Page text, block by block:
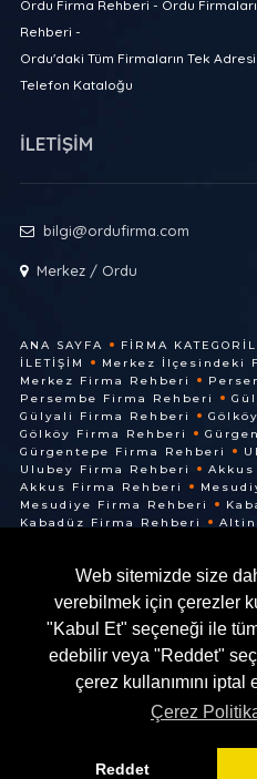
Web sitemizde size
verebilmek için çerezler
"Kabul Et" seçeneği ile
edebilir veya "Reddet"
çerez kullanımını iptal
Çerez
Reddet
Ordu Firma Rehberi - Ordu
Rehberi -
Ordu'daki Tüm Firmaların Tek
Telefon Kataloğu
İLETİŞİM
bilgi@ordufirma.com
Merkez / Ordu
ANA SAYFA FIRMA
İLETIŞIM
Merkez İlçesindeki
Merkez Firma Rehberi
Persembe Firma Rehberi
Gülyali Firma Rehberi
Gölköy Firma Rehberi
Gürgentepe Firma Rehberi
Ulubey Firma Rehberi
Akkus Firma Rehberi
Mesudiye Firma Rehberi
Kabadüz Firma Rehberi
Cuma Firma Rehberi
© @ 2016. Her Hakkı Saklıdır.